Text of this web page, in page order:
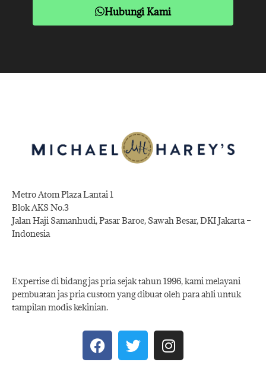
Hubungi Kami
Metro Atom Plaza Lantai 1
Blok AKS No.3
Jalan Haji Samanhudi, Pasar Baroe, Sawah Besar, DKI Jakarta –
Indonesia
Expertise di bidang jas pria sejak tahun 1996, kami melayani
pembuatan jas pria custom yang dibuat oleh para ahli untuk
tampilan modis kekinian.